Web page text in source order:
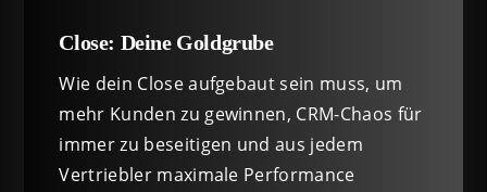
Close: Deine Goldgrube
Wie dein Close aufgebaut sein muss, um
mehr Kunden zu gewinnen, CRM-Chaos für
immer zu beseitigen und aus jedem
Vertriebler maximale Performance